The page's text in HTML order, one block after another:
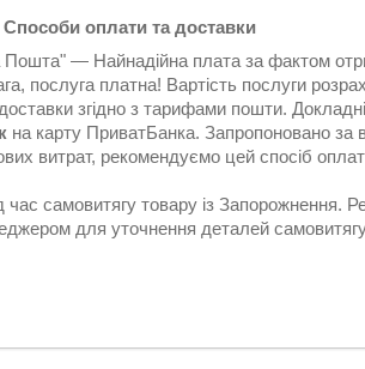
Способи оплати та доставки
— Найнадійна плата за фактом
послуга платна! Вартість послуги
згідно з тарифами пошти.
на карту ПриватБанка. Запропоновано за
витрат, рекомендуємо цей спосіб
час самовитягу товару із Запорожнення.
для уточнення деталей